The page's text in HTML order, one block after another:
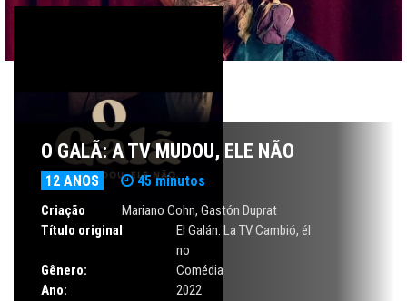
O GALÃ: A TV MUDOU, ELE NÃO
12 ANOS 45 minutos
Criação Mariano Cohn,Gastón Duprat
Título original
El Galán: La TV Cambió, él
no
Gênero:
Comédia
Ano:
2022